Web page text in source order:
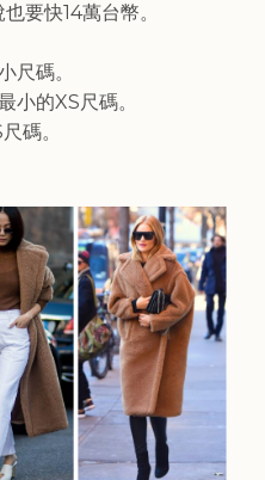
要快14萬台幣。
尺碼。
小的XS尺碼。
碼。